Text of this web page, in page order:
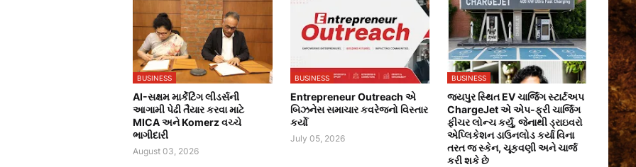
BUSINESS
AI-સક્ષમ માર્કેટિંગ લીડર્સની
આગામી પેઢી તૈયાર કરવા માટે
MICA અને Komerz વચ્ચે
ભાગીદારી
August 03, 2026
BUSINESS
Entrepreneur Outreach એ
બિઝનેસ સમાચાર કવરેજનો વિસ્તાર
કર્યો
July 05, 2026
BUSINESS
જયપુર સ્થિત EV ચાર્જિંગ સ્ટાર્ટઅપ
ChargeJet એ એપ-ફ્રી ચાર્જિંગ
ફીચર લોન્ચ કર્યું, જેનાથી ડ્રાઇવરો
એપ્લિકેશન ડાઉનલોડ કર્યા વિના
તરત જ સ્કેન, ચૂકવણી અને ચાર્જ
કરી શકે છે